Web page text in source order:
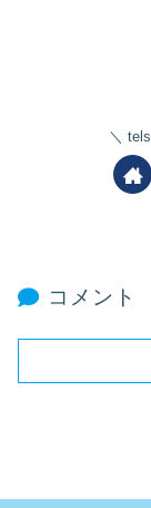
コメント